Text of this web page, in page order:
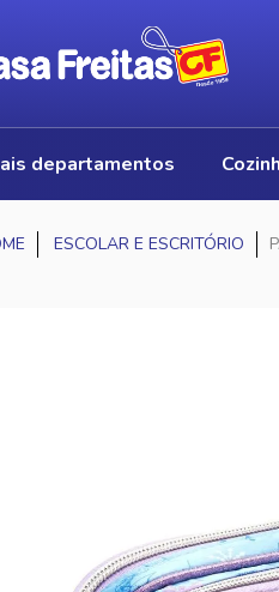
mais departamentos
ESCOLAR E ESCRITÓRIO